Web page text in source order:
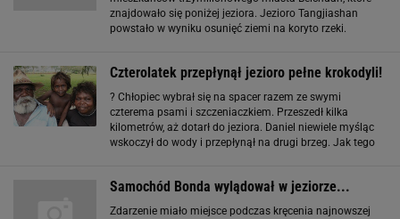
znajdowało się poniżej jeziora. Jezioro Tangjiashan
powstało w wyniku osunięć ziemi na koryto rzeki.
Czterolatek przepłynął jezioro pełne krokodyli!
? Chłopiec wybrał się na spacer razem ze swymi
czterema psami i szczeniaczkiem. Przeszedł kilka
kilometrów, aż dotarł do jeziora. Daniel niewiele myśląc
wskoczył do wody i przepłynął na drugi brzeg. Jak tego
Samochód Bonda wylądował w jeziorze...
Zdarzenie miało miejsce podczas kręcenia najnowszej